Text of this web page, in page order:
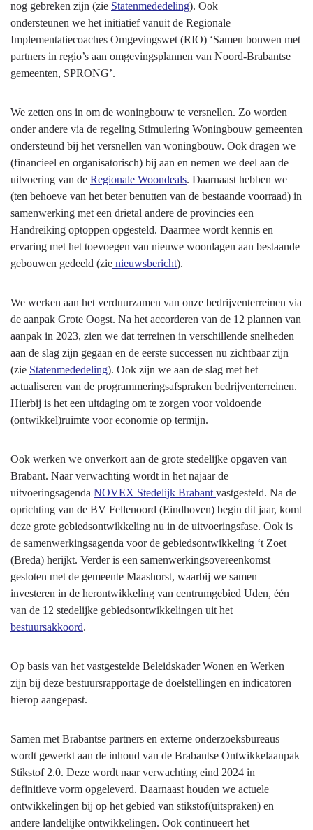
nog gebreken zijn (zie Statenmededeling). Ook
ondersteunen we het initiatief vanuit de Regionale
Implementatiecoaches Omgevingswet (RIO) ‘Samen bouwen met
partners in regio’s aan omgevingsplannen van Noord-Brabantse
gemeenten, SPRONG’.
We zetten ons in om de woningbouw te versnellen. Zo worden
onder andere via de regeling Stimulering Woningbouw gemeenten
ondersteund bij het versnellen van woningbouw. Ook dragen we
(financieel en organisatorisch) bij aan en nemen we deel aan de
uitvoering van de Regionale Woondeals. Daarnaast hebben we
(ten behoeve van het beter benutten van de bestaande voorraad) in
samenwerking met een drietal andere de provincies een
Handreiking optoppen opgesteld. Daarmee wordt kennis en
ervaring met het toevoegen van nieuwe woonlagen aan bestaande
gebouwen gedeeld (zie nieuwsbericht).
We werken aan het verduurzamen van onze bedrijventerreinen via
de aanpak Grote Oogst. Na het accorderen van de 12 plannen van
aanpak in 2023, zien we dat terreinen in verschillende snelheden
aan de slag zijn gegaan en de eerste successen nu zichtbaar zijn
(zie Statenmededeling). Ook zijn we aan de slag met het
actualiseren van de programmeringsafspraken bedrijventerreinen.
Hierbij is het een uitdaging om te zorgen voor voldoende
(ontwikkel)ruimte voor economie op termijn.
Ook werken we onverkort aan de grote stedelijke opgaven van
Brabant. Naar verwachting wordt in het najaar de
uitvoeringsagenda NOVEX Stedelijk Brabant vastgesteld. Na de
oprichting van de BV Fellenoord (Eindhoven) begin dit jaar, komt
deze grote gebiedsontwikkeling nu in de uitvoeringsfase. Ook is
de samenwerkingsagenda voor de gebiedsontwikkeling ‘t Zoet
(Breda) herijkt. Verder is een samenwerkingsovereenkomst
gesloten met de gemeente Maashorst, waarbij we samen
investeren in de herontwikkeling van centrumgebied Uden, één
van de 12 stedelijke gebiedsontwikkelingen uit het
bestuursakkoord.
Op basis van het vastgestelde Beleidskader Wonen en Werken
zijn bij deze bestuursrapportage de doelstellingen en indicatoren
hierop aangepast.
Samen met Brabantse partners en externe onderzoeksbureaus
wordt gewerkt aan de inhoud van de Brabantse Ontwikkelaanpak
Stikstof 2.0. Deze wordt naar verwachting eind 2024 in
definitieve vorm opgeleverd. Daarnaast houden we actuele
ontwikkelingen bij op het gebied van stikstof(uitspraken) en
andere landelijke ontwikkelingen. Ook continueert het